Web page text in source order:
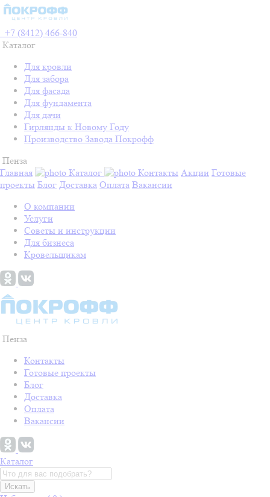
+7 (8412) 466-840
Каталог
Для кровли
Для забора
Для фасада
Для фундамента
Для дачи
Гирлянды к Новому Году
Производство Завода Покрофф
Пенза
Главная
Каталог Контакты Акции Готовые
проекты Блог Доставка Оплата Вакансии
О компании
Услуги
Советы и инструкции
Для бизнеса
Кровельщикам
Пенза
Контакты
Готовые проекты
Блог
Доставка
Оплата
Вакансии
Каталог
Искать